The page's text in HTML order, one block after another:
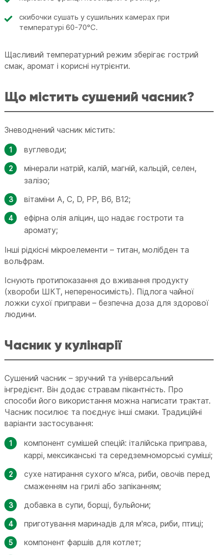
скибочки сушать у сушильних камерах при
температурі 60-70°C.
Щасливий температурний режим зберігає гострий
смак, аромат і корисні нутрієнти.
Що містить сушений часник?
Зневоднений часник містить:
вуглеводи;
мінерали натрій, калій, магній, кальцій, селен,
залізо;
вітаміни А, С, D, РР, В6, В12;
ефірна олія аліцин, що надає гостроти та
аромату;
Інші рідкісні мікроелементи – титан, молібден та
вольфрам.
Існують протипоказання до вживання продукту
(хвороби ШКТ, непереносимість). Підлога чайної
ложки сухої приправи – безпечна доза для здорової
людини.
Часник у кулінарії
Сушений часник – зручний та універсальний
інгредієнт. Він додає стравам пікантність. Про
способи його використання можна написати трактат.
Часник посилює та поєднує інші смаки. Традиційні
варіанти застосування:
компонент сумішей спецій: італійська приправа,
каррі, мексиканські та середземноморські суміші;
сухе натирання сухого м'яса, риби, овочів перед
смаженням на грилі або запіканням;
добавка в супи, борщі, бульйони;
приготування маринадів для м'яса, риби, птиці;
компонент фаршів для котлет;